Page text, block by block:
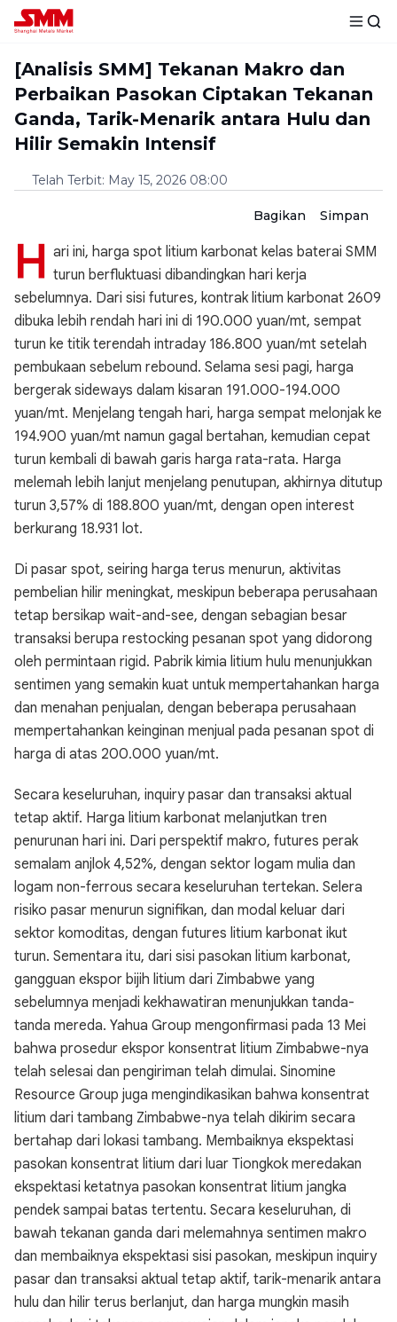
[Analisis SMM] Tekanan Makro dan
Perbaikan Pasokan Ciptakan Tekanan
Ganda, Tarik-Menarik antara Hulu dan
Hilir Semakin Intensif
Telah Terbit: May 15, 2026 08:00
Bagikan Simpan
H ari ini, harga spot litium karbonat kelas baterai SMM
turun berfluktuasi dibandingkan hari kerja
sebelumnya. Dari sisi futures, kontrak litium karbonat 2609
dibuka lebih rendah hari ini di 190.000 yuan/mt, sempat
turun ke titik terendah intraday 186.800 yuan/mt setelah
pembukaan sebelum rebound. Selama sesi pagi, harga
bergerak sideways dalam kisaran 191.000-194.000
yuan/mt. Menjelang tengah hari, harga sempat melonjak ke
194.900 yuan/mt namun gagal bertahan, kemudian cepat
turun kembali di bawah garis harga rata-rata. Harga
melemah lebih lanjut menjelang penutupan, akhirnya ditutup
turun 3,57% di 188.800 yuan/mt, dengan open interest
berkurang 18.931 lot.
Di pasar spot, seiring harga terus menurun, aktivitas
pembelian hilir meningkat, meskipun beberapa perusahaan
tetap bersikap wait-and-see, dengan sebagian besar
transaksi berupa restocking pesanan spot yang didorong
oleh permintaan rigid. Pabrik kimia litium hulu menunjukkan
sentimen yang semakin kuat untuk mempertahankan harga
dan menahan penjualan, dengan beberapa perusahaan
mempertahankan keinginan menjual pada pesanan spot di
harga di atas 200.000 yuan/mt.
Secara keseluruhan, inquiry pasar dan transaksi aktual
tetap aktif. Harga litium karbonat melanjutkan tren
penurunan hari ini. Dari perspektif makro, futures perak
semalam anjlok 4,52%, dengan sektor logam mulia dan
logam non-ferrous secara keseluruhan tertekan. Selera
risiko pasar menurun signifikan, dan modal keluar dari
sektor komoditas, dengan futures litium karbonat ikut
turun. Sementara itu, dari sisi pasokan litium karbonat,
gangguan ekspor bijih litium dari Zimbabwe yang
sebelumnya menjadi kekhawatiran menunjukkan tanda-
tanda mereda. Yahua Group mengonfirmasi pada 13 Mei
bahwa prosedur ekspor konsentrat litium Zimbabwe-nya
telah selesai dan pengiriman telah dimulai. Sinomine
Resource Group juga mengindikasikan bahwa konsentrat
litium dari tambang Zimbabwe-nya telah dikirim secara
bertahap dari lokasi tambang. Membaiknya ekspektasi
pasokan konsentrat litium dari luar Tiongkok meredakan
ekspektasi ketatnya pasokan konsentrat litium jangka
pendek sampai batas tertentu. Secara keseluruhan, di
bawah tekanan ganda dari melemahnya sentimen makro
dan membaiknya ekspektasi sisi pasokan, meskipun inquiry
pasar dan transaksi aktual tetap aktif, tarik-menarik antara
hulu dan hilir terus berlanjut, dan harga mungkin masih